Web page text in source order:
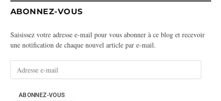
ABONNEZ-VOUS
Saisissez votre adresse e-mail pour vous abonner à ce blog et recevoir
une notification de chaque nouvel article par e-mail.
ABONNEZ-VOUS